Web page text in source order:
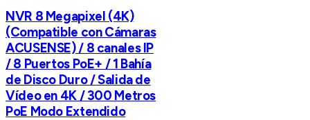
NVR 8 Megapixel (4K)
(Compatible con Cámaras
ACUSENSE) / 8 canales IP
/ 8 Puertos PoE+ / 1 Bahía
de Disco Duro / Salida de
Vídeo en 4K / 300 Metros
PoE Modo Extendido